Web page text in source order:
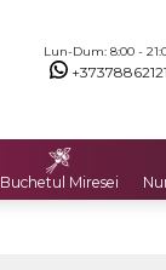
Lun-Dum: 8:00 -
+37378862121
Buchetul Miresei